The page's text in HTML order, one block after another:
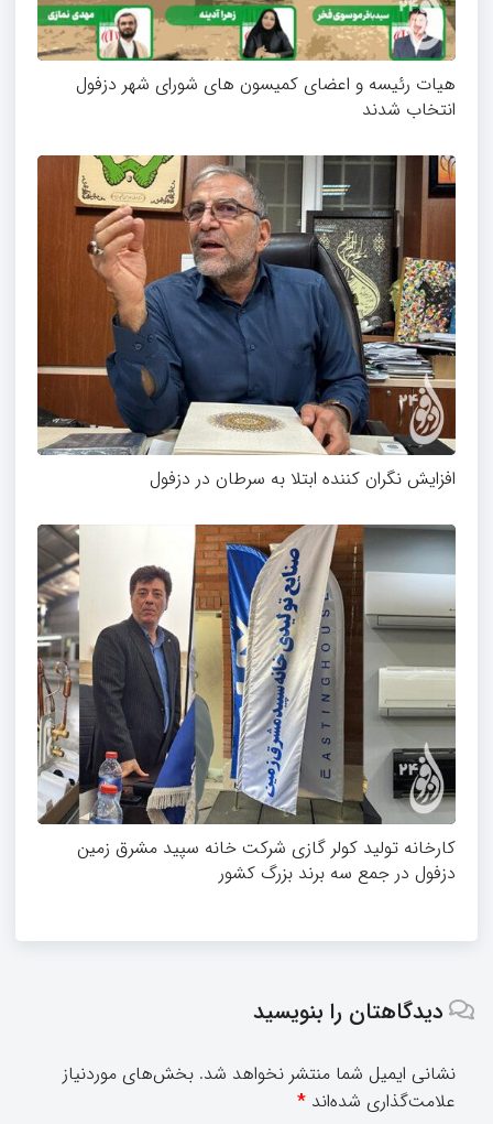
هیات رئیسه و اعضای کمیسون های شورای شهر دزفول
انتخاب شدند
افزایش نگران کننده ابتلا به سرطان در دزفول
کارخانه تولید کولر گازی شرکت خانه سپید مشرق زمین
دزفول در جمع سه برند بزرگ کشور
دیدگاهتان را بنویسید
نشانی ایمیل شما منتشر نخواهد شد. بخش‌های موردنیاز
علامت‌گذاری شده‌اند *